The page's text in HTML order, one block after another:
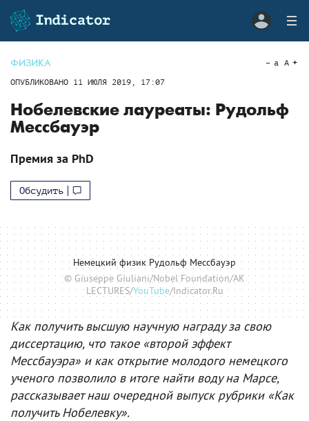
ФИЗИКА
ОПУБЛИКОВАНО 11 ИЮЛЯ 2019, 17:07
a A
Нобелевские лауреаты: Рудольф
Мессбауэр
Премия за PhD
Обсудить
Немецкий физик Рудольф Мессбауэр
© Giuseppe Giuliani/Nobel Foundation/AK
LECTURES/YouTube/Indicator.Ru
Как получить высшую научную награду за свою
диссертацию, что такое «второй эффект
Мессбауэра» и как открытие молодого немецкого
ученого позволило в итоге найти воду на Марсе,
рассказывает наш очередной выпуск рубрики «Как
получить Нобелевку».